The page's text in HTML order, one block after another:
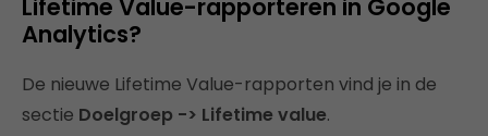
Lifetime Value-rapporteren in Google
Analytics?
De nieuwe Lifetime Value-rapporten vind je in de
sectie Doelgroep -> Lifetime value.